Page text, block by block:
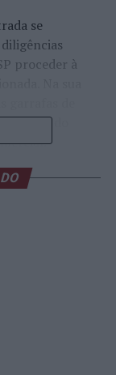
se
proceder à
do
Policial e
Judiciárias.